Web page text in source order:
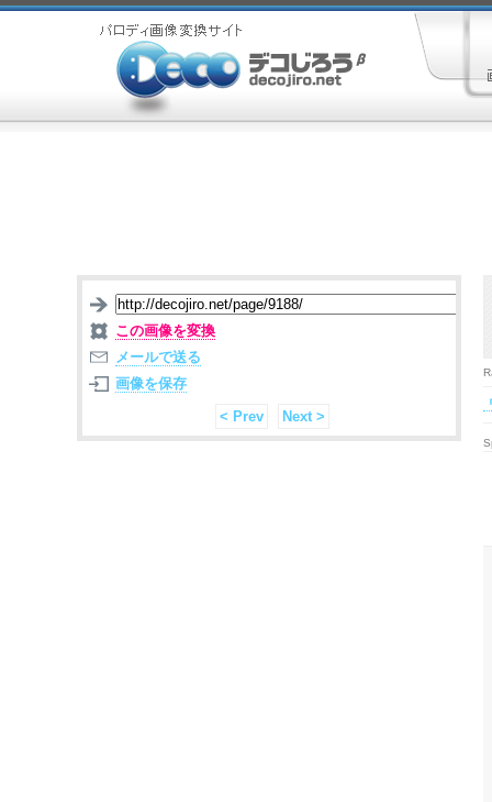
この画像を変換
メールで送る
画像を保存
< Prev
Next >